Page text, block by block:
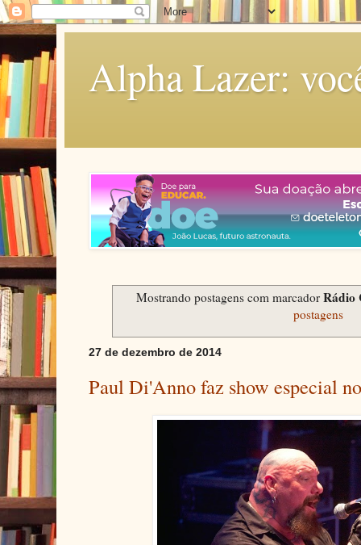
Alpha Lazer:
Mostrando postagens com marcador Rádio
postagens
27 de dezembro de 2014
Paul Di'Anno faz show especial